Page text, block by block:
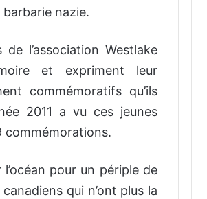
barbarie nazie.
l’association Westlake
et expriment leur
commémoratifs qu’ils
2011 a vu ces jeunes
commémorations.
pour un périple de
qui n’ont plus la